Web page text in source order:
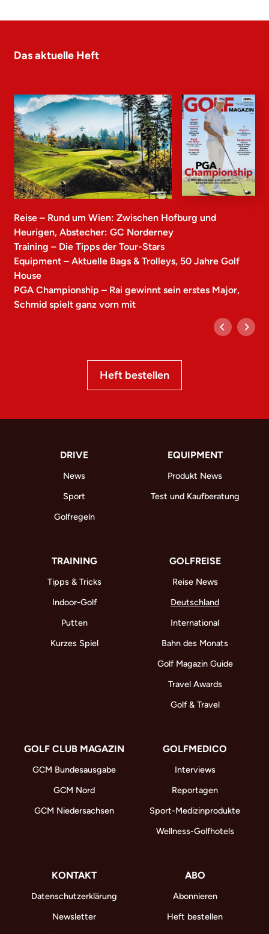
Das aktuelle Heft
Reise – Rund um Wien: Zwischen Hofburg und
Heurigen, Abstecher: GC Norderney
Training – Die Tipps der Tour-Stars
Equipment – Aktuelle Bags & Trolleys, 50 Jahre Golf
House
PGA Championship – Rai gewinnt sein erstes Major,
Schmid spielt ganz vorn mit
Heft bestellen
DRIVE
News
Sport
Golfregeln
EQUIPMENT
Produkt News
Test und Kaufberatung
TRAINING
Tipps & Tricks
Indoor-Golf
Putten
Kurzes Spiel
GOLFREISE
Reise News
Deutschland
International
Bahn des Monats
Golf Magazin Guide
Travel Awards
Golf & Travel
GOLF CLUB MAGAZIN
GCM Bundesausgabe
GCM Nord
GCM Niedersachsen
GOLFMEDICO
Interviews
Reportagen
Sport-Medizinprodukte
Wellness-Golfhotels
KONTAKT
Datenschutzerklärung
Newsletter
ABO
Abonnieren
Heft bestellen